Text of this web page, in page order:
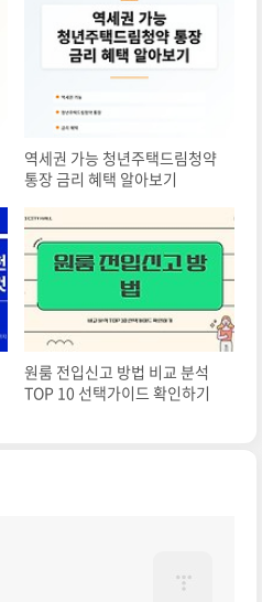
역세권 가능 청년주택드림청약
통장 금리 혜택 알아보기
원룸 전입신고 방법 비교 분석
TOP 10 선택가이드 확인하기